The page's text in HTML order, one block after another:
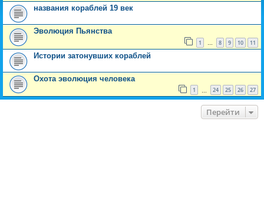
названия кораблей 19 век
Эволюция Пьянства
1 … 8 9 10 11
Истории затонувших кораблей
Охота эволюция человека
1 24 25 26 27
Перейти